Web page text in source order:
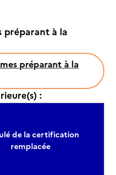
préparant à la
préparant à la
:
de la certification
remplacée